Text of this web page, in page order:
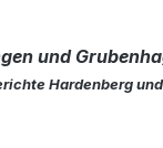
und
Hardenberg